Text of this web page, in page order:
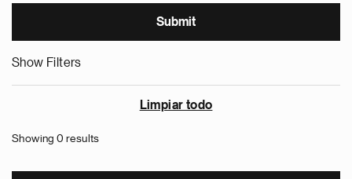
Show Filters
Limpiar todo
Showing 0 results